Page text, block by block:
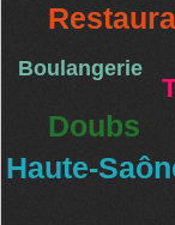
Boulangerie
Doubs
Haute-